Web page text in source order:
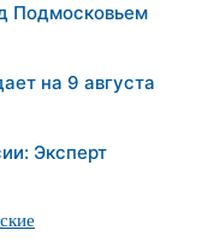
Подмосковьем
на 9 августа
Эксперт